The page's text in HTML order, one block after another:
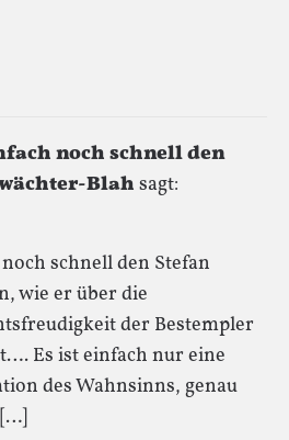
noch schnell den
Blah sagt:
schnell den Stefan
wie er über die
der Bestempler
Es ist einfach nur eine
des Wahnsinns, genau